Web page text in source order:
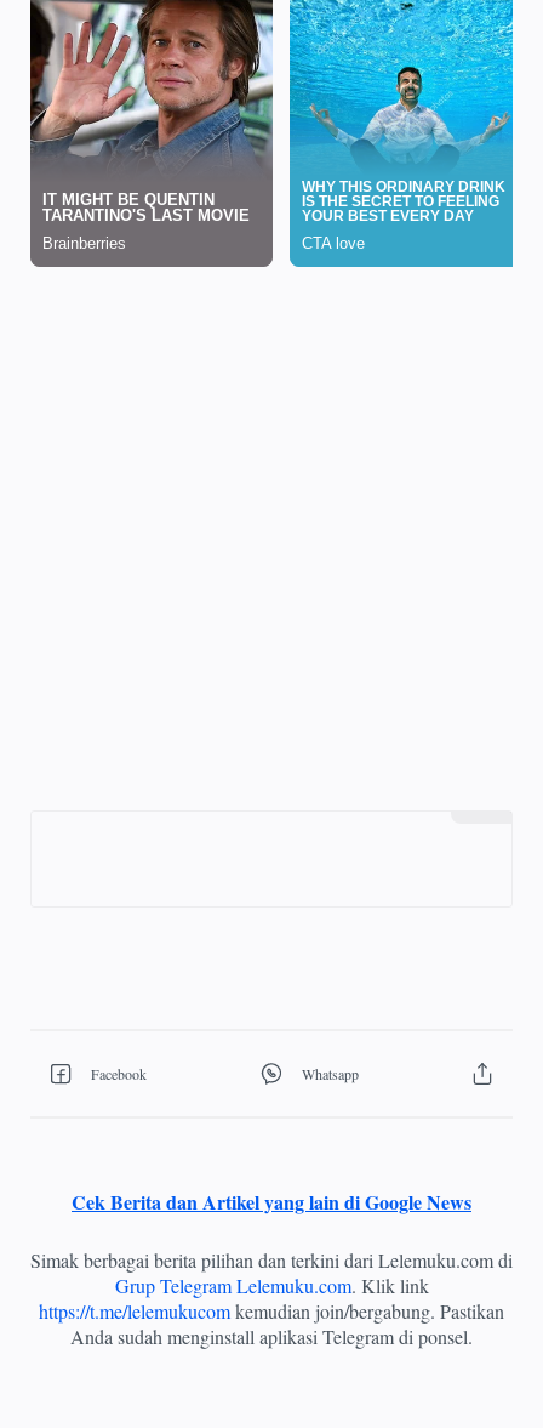
Cek Berita dan Artikel yang lain di Google News
Simak berbagai berita pilihan dan terkini dari Lelemuku.com di
Grup Telegram Lelemuku.com. Klik link
https://t.me/lelemukucomkemudian join/bergabung. Pastikan
Anda sudah menginstall aplikasi Telegram di ponsel.